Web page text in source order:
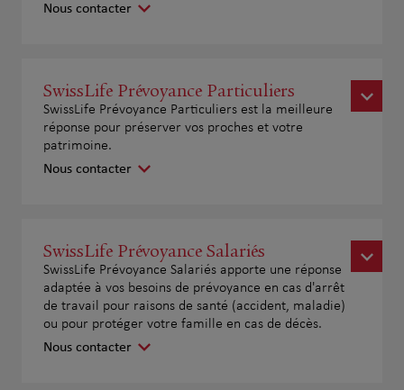
Nous contacter
SwissLife Prévoyance Particuliers
SwissLife Prévoyance Particuliers est la meilleure
réponse pour préserver vos proches et votre
patrimoine.
Nous contacter
SwissLife Prévoyance Salariés
SwissLife Prévoyance Salariés apporte une réponse
adaptée à vos besoins de prévoyance en cas d'arrêt
de travail pour raisons de santé (accident, maladie)
ou pour protéger votre famille en cas de décès.
Nous contacter